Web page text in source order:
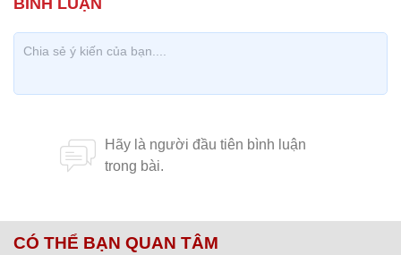
CÓ THỂ BẠN QUAN TÂM